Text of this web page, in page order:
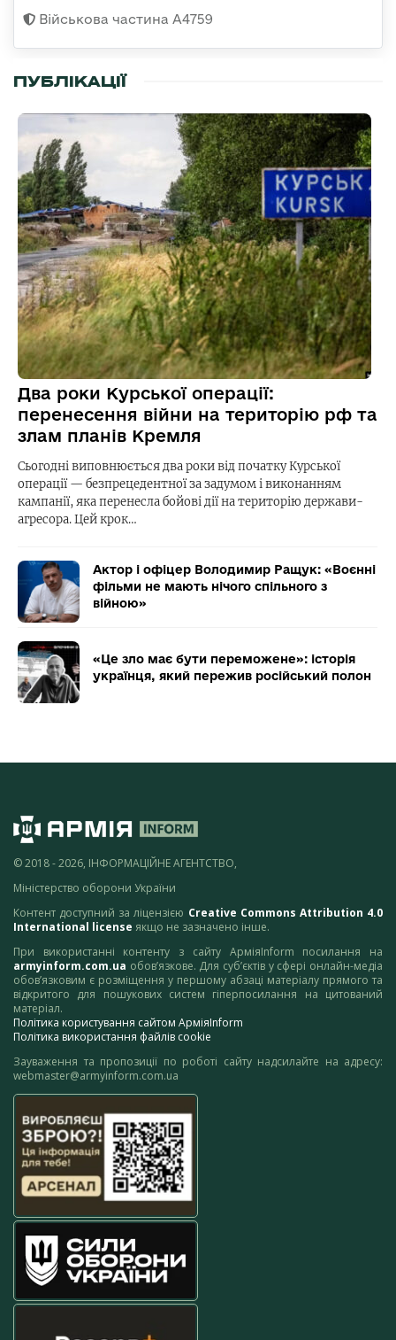
Військова частина А4759
ПУБЛІКАЦІЇ
Два роки Курської операції:
перенесення війни на територію рф та
злам планів Кремля
Сьогодні виповнюється два роки від початку Курської
операції — безпрецедентної за задумом і виконанням
кампанії, яка перенесла бойові дії на територію держави-
агресора. Цей крок…
Актор і офіцер Володимир Ращук: «Воєнні
фільми не мають нічого спільного з
війною»
«Це зло має бути переможене»: історія
українця, який пережив російський полон
© 2018 - 2026, ІНФОРМАЦІЙНЕ АГЕНТСТВО,
Міністерство оборони України
Контент доступний за ліцензією Creative Commons Attribution 4.0
International license якщо не зазначено інше.
При використанні контенту з сайту АрміяInform посилання на
armyinform.com.ua обов’язкове. Для суб’єктів у сфері онлайн-медіа
обов’язковим є розміщення у першому абзаці матеріалу прямого та
відкритого для пошукових систем гіперпосилання на цитований
матеріал.
Політика користування сайтом АрміяInform
Політика використання файлів cookie
Зауваження та пропозиції по роботі сайту надсилайте на адресу:
webmaster@armyinform.com.ua